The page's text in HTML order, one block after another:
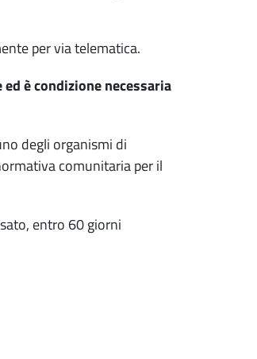
per via telematica.
è condizione necessaria
degli organismi di
comunitaria per il
entro 60 giorni